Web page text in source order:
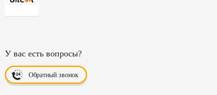
У вас есть вопросы?
Обратный звонок